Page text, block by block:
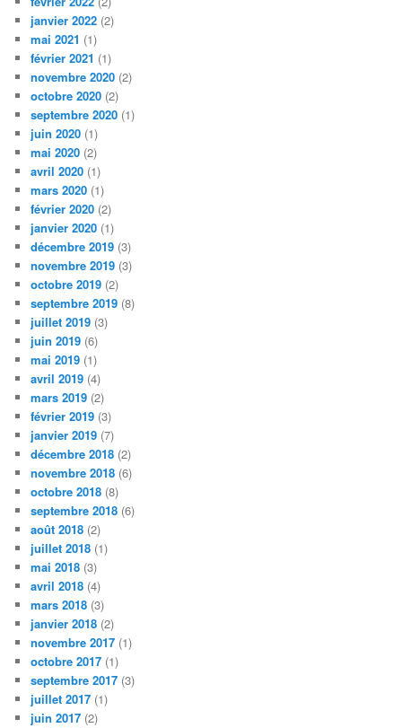
janvier 2022 (2)
mai 2021 (1)
février 2021 (1)
novembre 2020 (2)
octobre 2020 (2)
septembre 2020 (1)
juin 2020 (1)
mai 2020 (2)
avril 2020 (1)
mars 2020 (1)
février 2020 (2)
janvier 2020 (1)
décembre 2019 (3)
novembre 2019 (3)
octobre 2019 (2)
septembre 2019 (8)
juillet 2019 (3)
juin 2019 (6)
mai 2019 (1)
avril 2019 (4)
mars 2019 (2)
février 2019 (3)
janvier 2019 (7)
décembre 2018 (2)
novembre 2018 (6)
octobre 2018 (8)
septembre 2018 (6)
août 2018 (2)
juillet 2018 (1)
mai 2018 (3)
avril 2018 (4)
mars 2018 (3)
janvier 2018 (2)
novembre 2017 (1)
octobre 2017 (1)
septembre 2017 (3)
juillet 2017 (1)
juin 2017 (2)